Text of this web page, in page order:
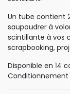
Un tube contient
saupoudrer à
scintillante à vos
scrapbooking,
Disponible en 14
Conditionnement